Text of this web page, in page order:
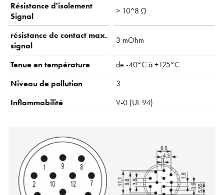
Résistance d'isolement
Signal
> 10^8 Ω
résistance de contact max.
signal
3 mOhm
Tenue en température
de -40°C à +125°C
Niveau de pollution
3
Inflammabilité
V-0 (UL 94)